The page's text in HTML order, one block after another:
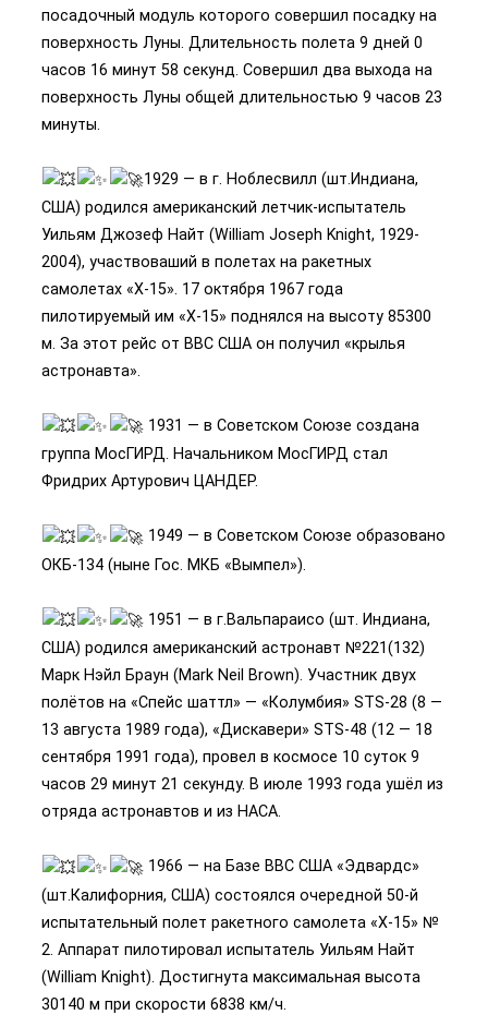
посадочный модуль которого совершил посадку на
поверхность Луны. Длительность полета 9 дней 0
часов 16 минут 58 секунд. Совершил два выхода на
поверхность Луны общей длительностью 9 часов 23
минуты.
1929 — в г. Ноблесвилл (шт.Индиана,
США) родился американский летчик-испытатель
Уильям Джозеф Найт (William Joseph Knight, 1929-
2004), участвоваший в полетах на ракетных
самолетах «Х-15». 17 октября 1967 года
пилотируемый им «Х-15» поднялся на высоту 85300
м. За этот рейс от ВВС США он получил «крылья
астронавта».
1931 — в Советском Союзе создана
группа МосГИРД. Начальником МосГИРД стал
Фридрих Артурович ЦАНДЕР.
1949 — в Советском Союзе образовано
ОКБ-134 (ныне Гос. МКБ «Вымпел»).
1951 — в г.Вальпараисо (шт. Индиана,
США) родился американский астронавт №221(132)
Марк Нэйл Браун (Mark Neil Brown). Участник двух
полётов на «Спейс шаттл» — «Колумбия» STS-28 (8 —
13 августа 1989 года), «Дискавери» STS-48 (12 — 18
сентября 1991 года), провел в космосе 10 суток 9
часов 29 минут 21 секунду. В июле 1993 года ушёл из
отряда астронавтов и из НАСА.
1966 — на Базе ВВС США «Эдвардс»
(шт.Калифорния, США) состоялся очередной 50-й
испытательный полет ракетного самолета «Х-15» №
2. Аппарат пилотировал испытатель Уильям Найт
(William Knight). Достигнута максимальная высота
30140 м при скорости 6838 км/ч.